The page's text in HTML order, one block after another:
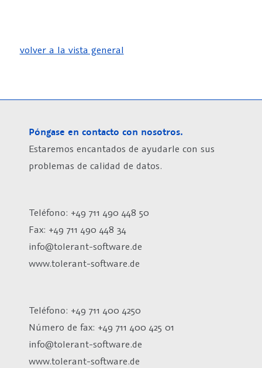
volver a la vista general
Póngase en contacto con nosotros.
Estaremos encantados de ayudarle con sus
problemas de calidad de datos.
Teléfono: +49 711 490 448 50
Fax: +49 711 490 448 34
info@tolerant-software.de
www.tolerant-software.de
Teléfono: +49 711 400 4250
Número de fax: +49 711 400 425 01
info@tolerant-software.de
www.tolerant-software.de